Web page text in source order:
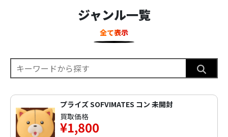
ジャンル一覧
全て表示
プライズ SOFVIMATES コン 未開封
買取価格
¥1,800